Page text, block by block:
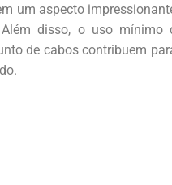
um aspecto
disso, o uso mínimo
de cabos contribuem